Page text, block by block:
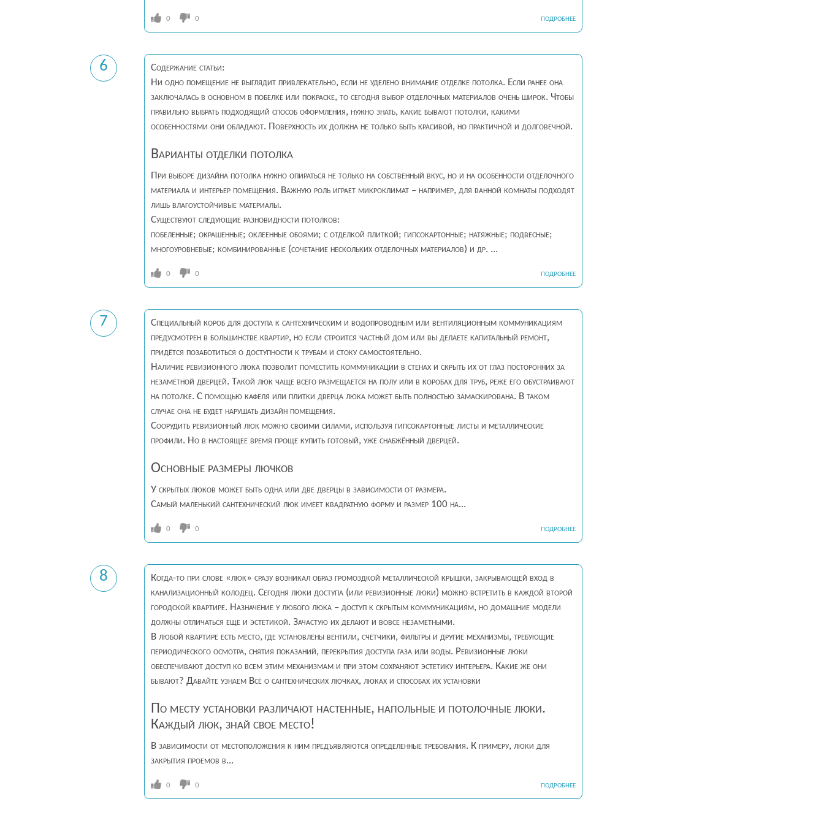
0 0 ПОДРОБНЕЕ
6
Содержание статьи:
Ни одно помещение не выглядит привлекательно, если не уделено внимание отделке потолка. Если ранее она
заключалась в основном в побелке или покраске, то сегодня выбор отделочных материалов очень широк. Чтобы
правильно выбрать подходящий способ оформления, нужно знать, какие бывают потолки, какими
особенностями они обладают. Поверхность их должна не только быть красивой, но практичной и долговечной.
Варианты отделки потолка
При выборе дизайна потолка нужно опираться не только на собственный вкус, но и на особенности отделочного
материала и интерьер помещения. Важную роль играет микроклимат – например, для ванной комнаты подходят
лишь влагоустойчивые материалы.
Существуют следующие разновидности потолков:
побеленные; окрашенные; оклеенные обоями; с отделкой плиткой; гипсокартонные; натяжные; подвесные;
многоуровневые; комбинированные (сочетание нескольких отделочных материалов) и др. ...
0 0 ПОДРОБНЕЕ
7
Специальный короб для доступа к сантехническим и водопроводным или вентиляционным коммуникациям
предусмотрен в большинстве квартир, но если строится частный дом или вы делаете капитальный ремонт,
придётся позаботиться о доступности к трубам и стоку самостоятельно.
Наличие ревизионного люка позволит поместить коммуникации в стенах и скрыть их от глаз посторонних за
незаметной дверцей. Такой люк чаще всего размещается на полу или в коробах для труб, реже его обустраивают
на потолке. С помощью кафеля или плитки дверца люка может быть полностью замаскирована. В таком
случае она не будет нарушать дизайн помещения.
Соорудить ревизионный люк можно своими силами, используя гипсокартонные листы и металлические
профили. Но в настоящее время проще купить готовый, уже снабжённый дверцей.
Основные размеры лючков
У скрытых люков может быть одна или две дверцы в зависимости от размера.
Самый маленький сантехнический люк имеет квадратную форму и размер 100 на...
0 0 ПОДРОБНЕЕ
8
Когда-то при слове «люк» сразу возникал образ громоздкой металлической крышки, закрывающей вход в
канализационный колодец. Сегодня люки доступа (или ревизионные люки) можно встретить в каждой второй
городской квартире. Назначение у любого люка – доступ к скрытым коммуникациям, но домашние модели
должны отличаться еще и эстетикой. Зачастую их делают и вовсе незаметными.
В любой квартире есть место, где установлены вентили, счетчики, фильтры и другие механизмы, требующие
периодического осмотра, снятия показаний, перекрытия доступа газа или воды. Ревизионные люки
обеспечивают доступ ко всем этим механизмам и при этом сохраняют эстетику интерьера. Какие же они
бывают? Давайте узнаем Всё о сантехнических лючках, люках и способах их установки
По месту установки различают настенные, напольные и потолочные люки.
Каждый люк, знай свое место!
В зависимости от местоположения к ним предъявляются определенные требования. К примеру, люки для
закрытия проемов в...
0 0 ПОДРОБНЕЕ